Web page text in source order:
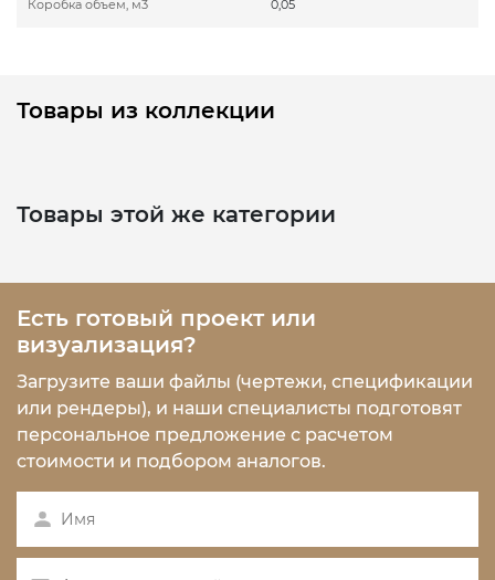
Коробка объем, м3 0,05
Товары из коллекции
Товары этой же категории
Есть готовый проект или
визуализация?
Загрузите ваши файлы (чертежи, спецификации
или рендеры), и наши специалисты подготовят
персональное предложение с расчетом
стоимости и подбором аналогов.